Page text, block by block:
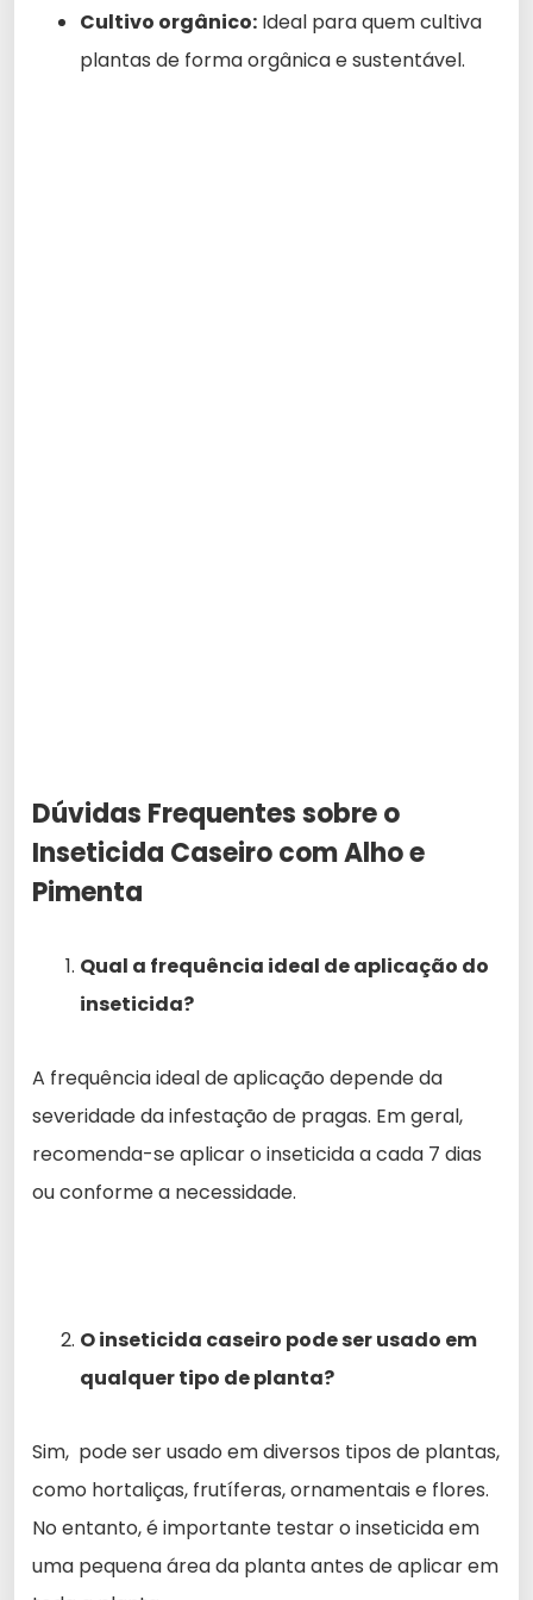
Cultivo orgânico: Ideal para quem cultiva
plantas de forma orgânica e sustentável.
Dúvidas Frequentes sobre o
Inseticida Caseiro com Alho e
Pimenta
Qual a frequência ideal de aplicação do
inseticida?
A frequência ideal de aplicação depende da
severidade da infestação de pragas. Em geral,
recomenda-se aplicar o inseticida a cada 7 dias
ou conforme a necessidade.
O inseticida caseiro pode ser usado em
qualquer tipo de planta?
Sim, pode ser usado em diversos tipos de plantas,
como hortaliças, frutíferas, ornamentais e flores.
No entanto, é importante testar o inseticida em
uma pequena área da planta antes de aplicar em